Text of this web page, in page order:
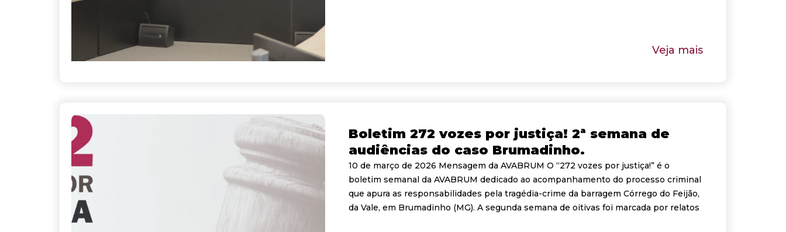
Veja mais
Boletim 272 vozes por justiça! 2ª semana de
audiências do caso Brumadinho.
10 de março de 2026 Mensagem da AVABRUM O “272 vozes por justiça!” é o
boletim semanal da AVABRUM dedicado ao acompanhamento do processo criminal
que apura as responsabilidades pela tragédia-crime da barragem Córrego do Feijão,
da Vale, em Brumadinho (MG). A segunda semana de oitivas foi marcada por relatos